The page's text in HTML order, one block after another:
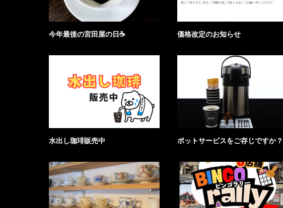
今年最後の宮田屋の日☕ 価格改定のお知らせ
水出し珈琲販売中 ポットサービスをご存じですか？